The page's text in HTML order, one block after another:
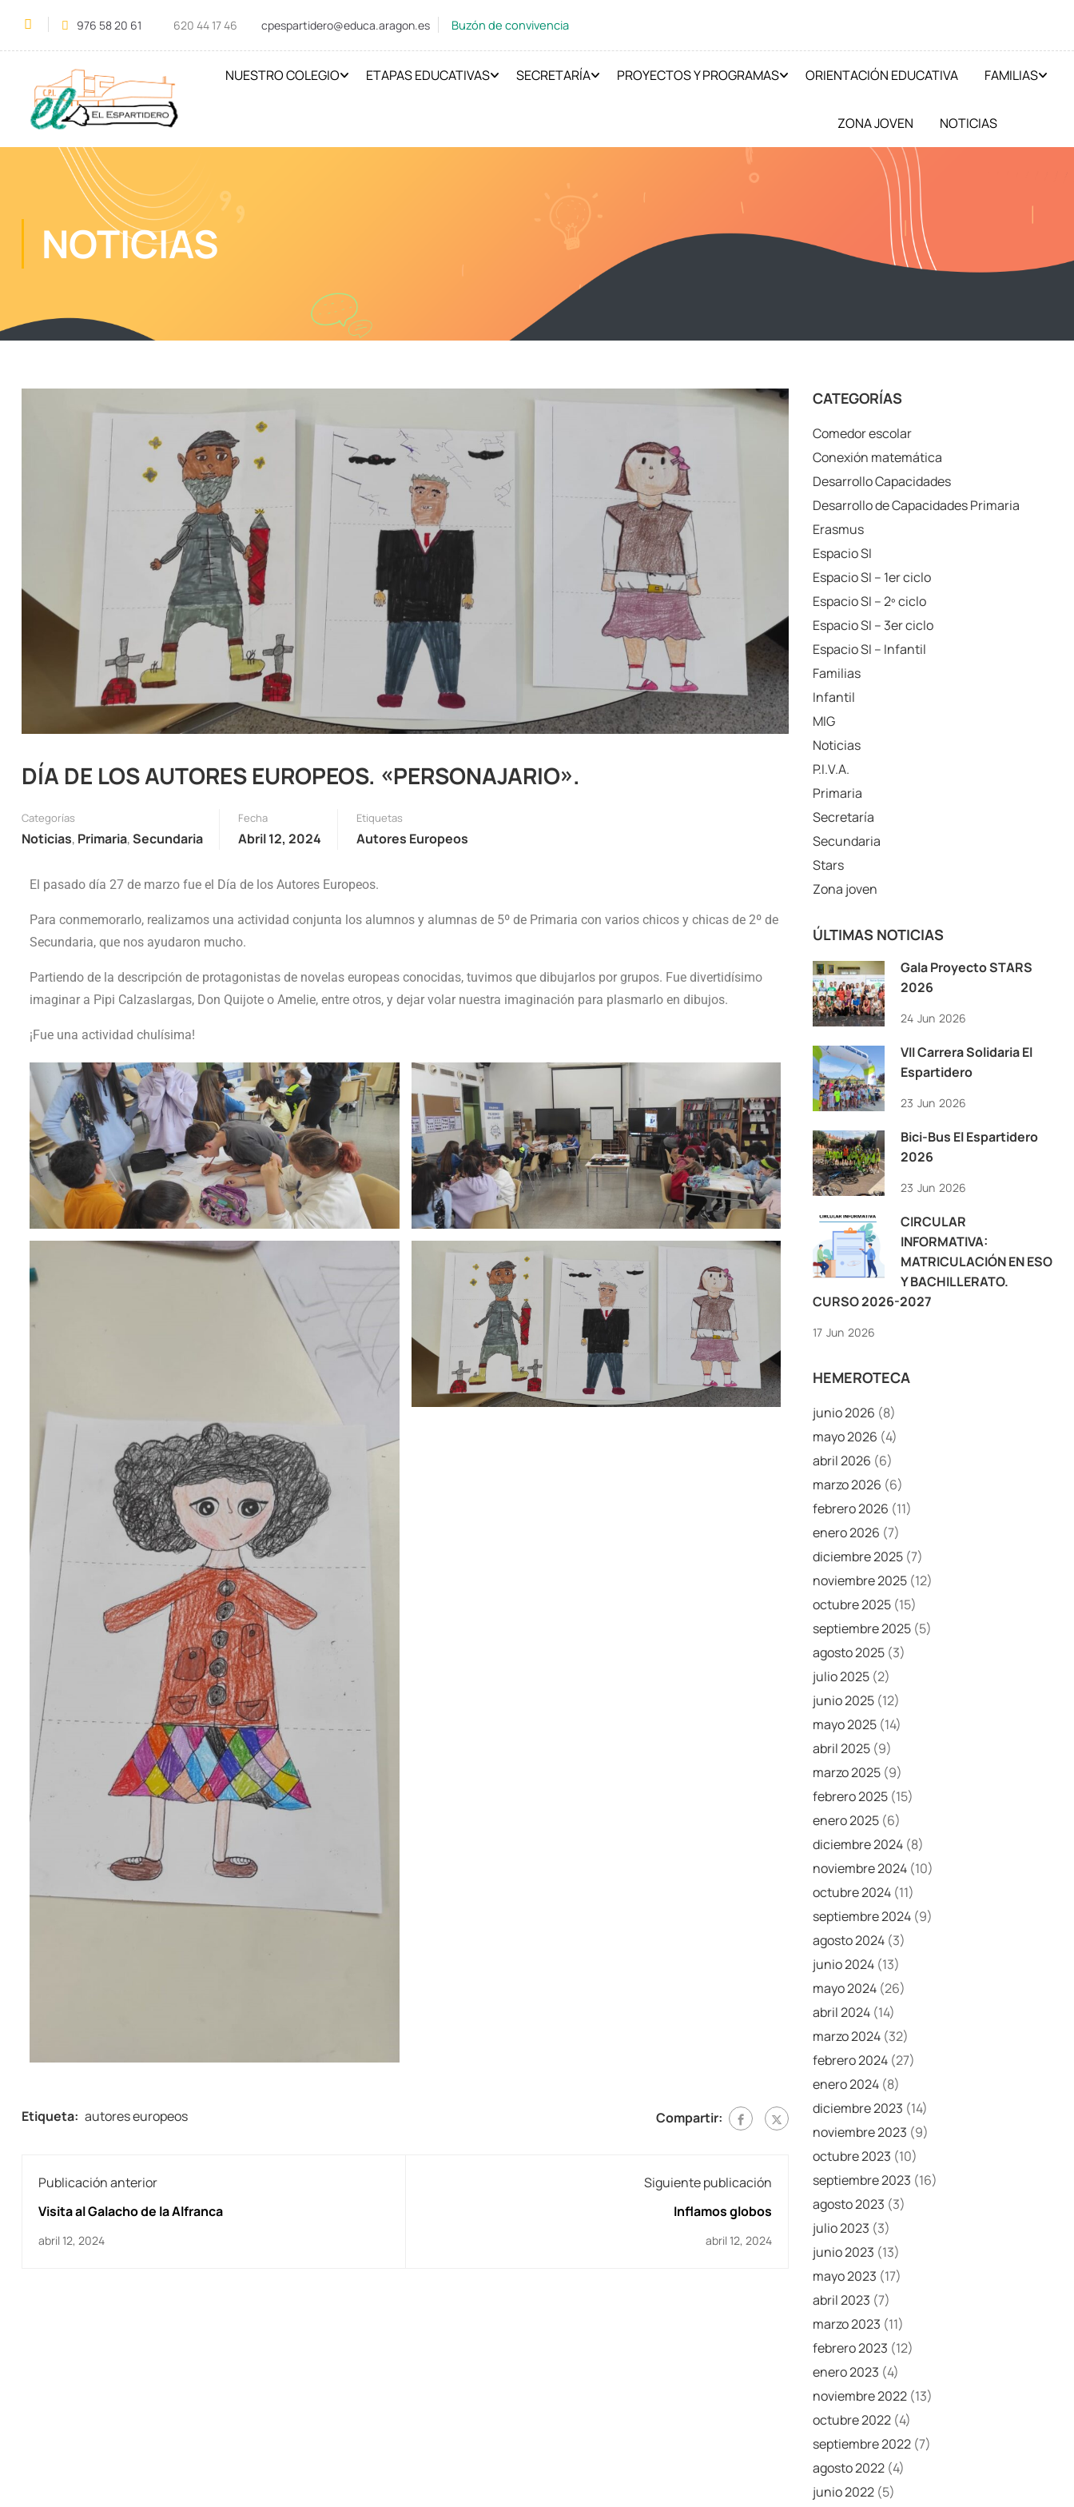
976 58 20 61 620 44 17 46 cpespartidero@educa.aragon.es Buzón de convivencia
NUESTRO COLEGIO ETAPAS EDUCATIVAS SECRETARÍA PROYECTOS Y PROGRAMAS ORIENTACIÓN EDUCATIVA FAMILIAS
ZONA JOVEN NOTICIAS
NOTICIAS
DÍA DE LOS AUTORES EUROPEOS. «PERSONAJARIO».
Categorías
Noticias, Primaria,Secundaria
Fecha
Abril 12, 2024
Etiquetas
Autores Europeos
El pasado día 27 de marzo fue el Día de los Autores Europeos.
Para conmemorarlo, realizamos una actividad conjunta los alumnos y alumnas de 5º de Primaria con varios chicos y chicas de 2º de
Secundaria, que nos ayudaron mucho.
Partiendo de la descripción de protagonistas de novelas europeas conocidas, tuvimos que dibujarlos por grupos. Fue divertidísimo
imaginar a Pipi Calzaslargas, Don Quijote o Amelie, entre otros, y dejar volar nuestra imaginación para plasmarlo en dibujos.
¡Fue una actividad chulísima!
Etiqueta: autores europeos Compartir:
Publicación anterior
Visita al Galacho de la Alfranca
abril 12, 2024
Siguiente publicación
Inflamos globos
abril 12, 2024
CATEGORÍAS
Comedor escolar
Conexión matemática
Desarrollo Capacidades
Desarrollo de Capacidades Primaria
Erasmus
Espacio SI
Espacio SI – 1er ciclo
Espacio SI – 2º ciclo
Espacio SI – 3er ciclo
Espacio SI – Infantil
Familias
Infantil
MIG
Noticias
P.I.V.A.
Primaria
Secretaría
Secundaria
Stars
Zona joven
ÚLTIMAS NOTICIAS
Gala Proyecto STARS
2026
24 Jun 2026
VII Carrera Solidaria El
Espartidero
23 Jun 2026
Bici-Bus El Espartidero
2026
23 Jun 2026
CIRCULAR
INFORMATIVA:
MATRICULACIÓN EN ESO
Y BACHILLERATO.
CURSO 2026-2027
17 Jun 2026
HEMEROTECA
junio 2026 (8)
mayo 2026 (4)
abril 2026 (6)
marzo 2026 (6)
febrero 2026 (11)
enero 2026 (7)
diciembre 2025 (7)
noviembre 2025 (12)
octubre 2025 (15)
septiembre 2025 (5)
agosto 2025 (3)
julio 2025 (2)
junio 2025 (12)
mayo 2025 (14)
abril 2025 (9)
marzo 2025 (9)
febrero 2025 (15)
enero 2025 (6)
diciembre 2024 (8)
noviembre 2024 (10)
octubre 2024 (11)
septiembre 2024 (9)
agosto 2024 (3)
junio 2024 (13)
mayo 2024 (26)
abril 2024 (14)
marzo 2024 (32)
febrero 2024 (27)
enero 2024 (8)
diciembre 2023 (14)
noviembre 2023 (9)
octubre 2023 (10)
septiembre 2023 (16)
agosto 2023 (3)
julio 2023 (3)
junio 2023 (13)
mayo 2023 (17)
abril 2023 (7)
marzo 2023 (11)
febrero 2023 (12)
enero 2023 (4)
noviembre 2022 (13)
octubre 2022 (4)
septiembre 2022 (7)
agosto 2022 (4)
junio 2022 (5)